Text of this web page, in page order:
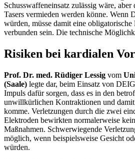
Schusswaffeneinsatz zulässig wäre, aber
Tasers vermieden werden könne. Wenn
würden, müsse damit eine obligatorische
verbunden sein. Die technische
Risiken bei kardialen
Prof. Dr. med. Rüdiger Lessig vom
(Saale) legte dar, beim Einsatz von
Impuls dafür sorgen, dass es in den
unwillkürlichen Kontraktionen und
komme. Verletzungen durch die zwei
Elektroden bewirkten normalerweise
Maßnahmen. Schwerwiegende
möglich, wenn beispielsweise Gesicht
würden.